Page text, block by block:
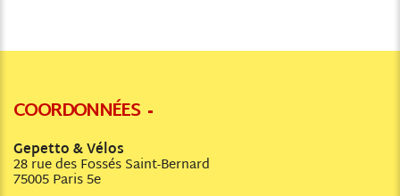
COORDONNÉES
Gepetto & Vélos
28 rue des Fossés Saint-Bernard
75005 Paris 5e